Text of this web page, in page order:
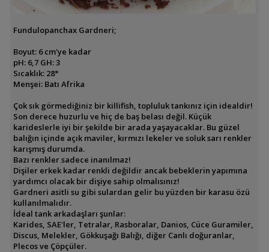
Fundulopanchax Gardneri;
Boyut: 6 cm'ye kadar
pH: 6,7 GH: 3
Sıcaklık: 28°
Menşei: Batı Afrika
Çok sık görmediğiniz bir killifish, topluluk tankınız için idealdir!
Son derece huzurlu ve hiç de baş belası değil. Küçük
karideslerle iyi bir şekilde bir arada yaşayacaklar. Bu güzel
balığın içinde açık maviler, kırmızı lekeler ve soluk sarı renkler
karışmış durumda.
Bazı renkler sadece inanılmaz!
Dişiler erkek kadar renkli değildir ancak bebeklerin yapımına
yardımcı olacak bir dişiye sahip olmalısınız!
Gardneri asitli su gibi sulardan gelir bu yüzden bir karasu özü
kullanılmalıdır.
İdeal tank arkadaşları şunlar:
Karides, SAE'ler, Tetralar, Rasboralar, Danios, Cüce Guramiler,
Discus, Melekler, Gökkuşağı Balığı, diğer Canlı doğuranlar,
Plecos ve Çöpçüler.